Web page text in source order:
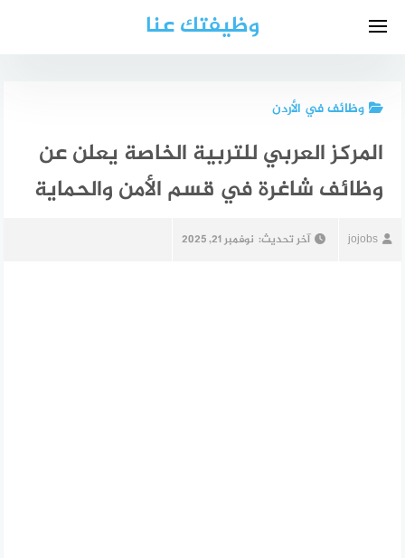
وظيفتك عنا
وظائف في الأردن
المركز العربي للتربية الخاصة يعلن عن
وظائف شاغرة في قسم الأمن والحماية
jojobs آخر تحديث: نوفمبر 21, 2025